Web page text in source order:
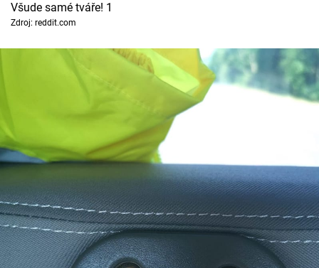
Sledujte nás
Všude samé tváře! 1
Zdroj: reddit.com